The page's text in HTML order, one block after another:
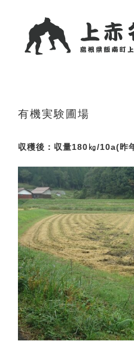
content
有機実験圃場
収穫後：収量180㎏/10a(昨